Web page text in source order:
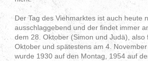
Der Tag des Viehmarktes ist auch heute
ausschlaggebend und der findet immer
dem 28. Oktober (Simon und Judä), also
Oktober und spätestens am 4.
wurde 1930 auf den Montag, 1954 auf